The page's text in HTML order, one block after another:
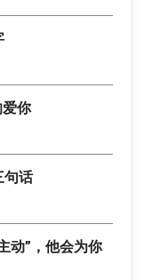
你
句话
动”，他会为你